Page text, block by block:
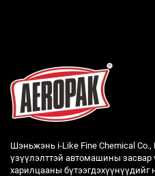
Шэньжэнь i-Like Fine Chemical Co.,
үзүүлэлттэй автомашины засвар
харилцааны бүтээгдэхүүнүүдийг